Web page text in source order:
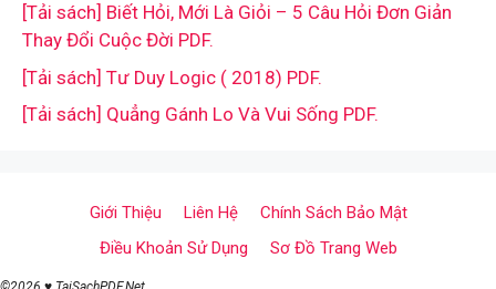
[Tải sách] Biết Hỏi, Mới Là Giỏi – 5 Câu Hỏi Đơn Giản
Thay Đổi Cuộc Đời PDF.
[Tải sách] Tư Duy Logic ( 2018) PDF.
[Tải sách] Quẳng Gánh Lo Và Vui Sống PDF.
Giới Thiệu Liên Hệ
Chính Sách Bảo Mật
Điều Khoản Sử Dụng
Sơ Đồ Trang Web